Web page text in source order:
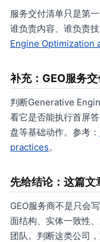
服务交付清单只是第
谁负责内容、谁负责
Engine Optimization
补充：GEO服务
判断Generative
看它是否能执行首屏
盘等基础动作。参考：
practices。
先给结论：这篇
GEO服务商不是只会
面结构、实体一致性
团队。判断这类公司